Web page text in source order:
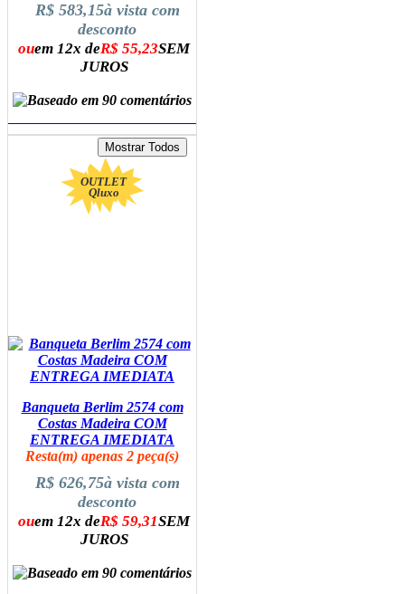
R$ 583,15à vista com
desconto
ouem 12x deR$ 55,23SEM
JUROS
OUTLET
Qluxo
Banqueta Berlim 2574 com
Costas Madeira COM
ENTREGA IMEDIATA
Resta(m) apenas 2 peça(s)
R$ 626,75à vista com
desconto
ouem 12x deR$ 59,31SEM
JUROS